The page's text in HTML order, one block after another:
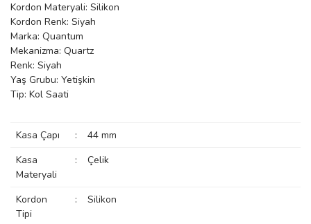
Manoir
Kordon Materyali: Silikon
Kordon Renk: Siyah
Marka: Quantum
Mekanizma: Quartz
Renk: Siyah
Yaş Grubu: Yetişkin
Tip: Kol Saati
Kasa Çapı :
44 mm
Kasa
Materyali
: Çelik
Kordon
Tipi
: Silikon